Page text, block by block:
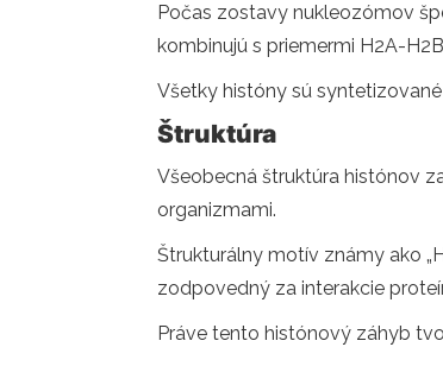
Počas zostavy nukleozómov
kombinujú s priemermi H2A-
Všetky históny sú
Štruktúra
Všeobecná štruktúra histónov
organizmami.
Štrukturálny motív známy ako
zodpovedný za interakcie
Práve tento histónový záhyb